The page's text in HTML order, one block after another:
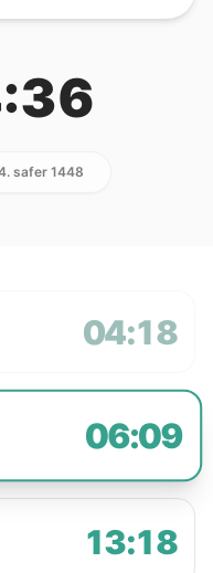
safer 1448
04:18
06:09
13:18